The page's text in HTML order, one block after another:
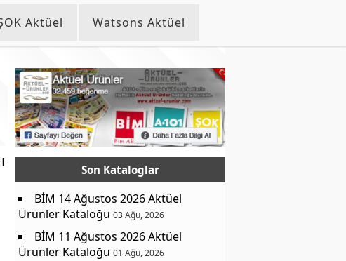
Aktüel Watsons Aktüel
Son Kataloglar
BİM 14 Ağustos 2026 Aktüel
Ürünler Kataloğu 03 Ağu, 2026
BİM 11 Ağustos 2026 Aktüel
Ürünler Kataloğu 01 Ağu, 2026